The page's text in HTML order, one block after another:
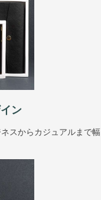
ン
スからカジュアルまで幅